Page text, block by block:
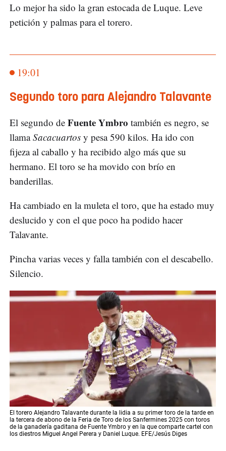
Lo mejor ha sido la gran estocada de Luque. Leve
petición y palmas para el torero.
19:01
Segundo toro para Alejandro Talavante
El segundo de Fuente Ymbro también es negro, se
llamaSacacuartos y pesa 590 kilos. Ha ido con
fijeza al caballo y ha recibido algo más que su
hermano. El toro se ha movido con brío en
banderillas.
Ha cambiado en la muleta el toro, que ha estado muy
deslucido y con el que poco ha podido hacer
Talavante.
Pincha varias veces y falla también con el descabello.
Silencio.
El torero Alejandro Talavante durante la lidia a su primer toro de la tarde en
la tercera de abono de la Feria de Toro de los Sanfermines 2025 con toros
de la ganadería gaditana de Fuente Ymbro y en la que comparte cartel con
los diestros Miguel Angel Perera y Daniel Luque. EFE/Jesús Diges